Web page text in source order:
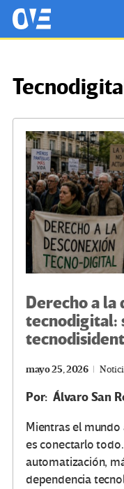
Saltar al contenido principal
Derecho a la
tecnodigital:
mayo 25, 2026
Por: Álvaro San
Mientras el
es conectarlo
automatización,
dependencia